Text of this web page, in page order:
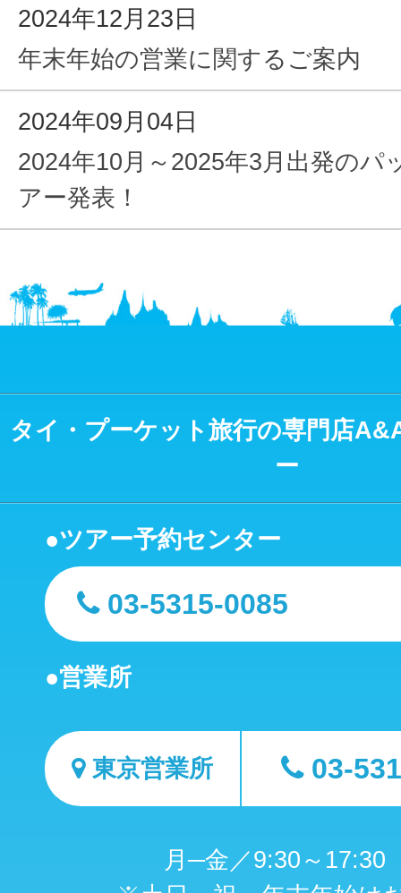
2024年12月23日
年末年始の営業に関するご案内
2024年09月04日
2024年10月～2025年3月出発のパ
アー発表！
タイ・プーケット旅行の専門店
ー
ツアー予約センター
03-5315-0085
営業所
東京営業所 03-
月─金／9:30～